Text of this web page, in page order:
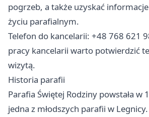
pogrzeb, a także uzyskać
życiu parafialnym.
Telefon do kancelarii: +48 768 621
pracy kancelarii warto potwierdzić
wizytą.
Historia parafii
Parafia Świętej Rodziny powstała w
jedna z młodszych parafii w